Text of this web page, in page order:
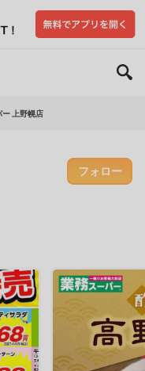
上野幌店
フォロー